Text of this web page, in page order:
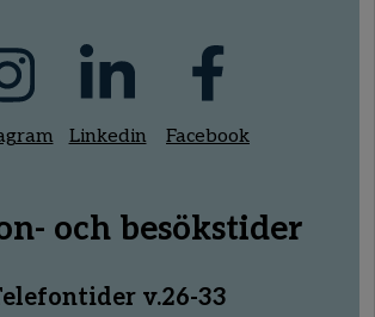
Linkedin Facebook
och besökstider
v.26-33